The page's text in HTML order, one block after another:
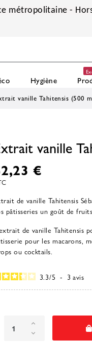
métropolitaine -
Hygiène
vanille Tahitensis (500
vanille
€
de vanille Tahitensis
pâtisseries un goût de
de vanille Tahitensis
pour les macarons,
ou cocktails.
3.3/5 - 3avis